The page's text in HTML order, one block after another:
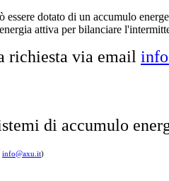
dotato di un accumulo
attiva per bilanciare
richiesta via email
di accumulo
info@axu.it)